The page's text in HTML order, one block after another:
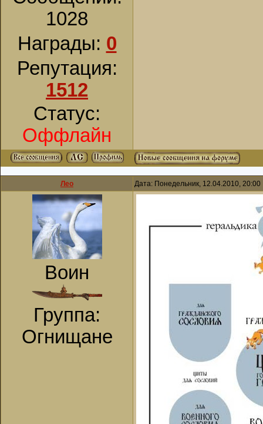
1028
Награды: 0
Репутация:
1512
Статус:
Оффлайн
Лео Дата: Понедельник, 12.04.2010,
Воин
Группа:
Огнищане